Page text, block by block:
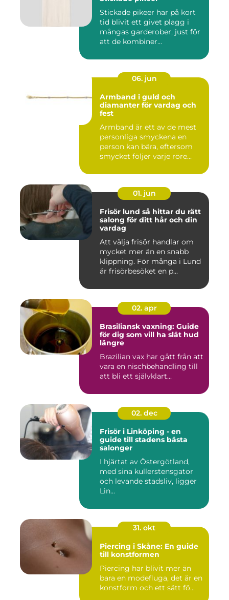
Stickade pikeer har på kort
tid blivit ett givet plagg i
mångas garderober, just för
att de kombiner...
06. jun
Armband i guld och
diamanter för vardag och
fest
Armband är ett av de mest
personliga smyckena en
person kan bära, eftersom
smycket följer varje röre...
01. jun
Frisör lund så hittar du rätt
salong för ditt hår och din
vardag
Att välja frisör handlar om
mycket mer än en snabb
klippning. För många i Lund
är frisörbesöket en p...
02. apr
Brasiliansk vaxning: Guide
för dig som vill ha slät hud
längre
Brazilian vax har gått från att
vara en nischbehandling till
att bli ett självklart...
02. dec
Frisör i Linköping - en
guide till stadens bästa
salonger
I hjärtat av Östergötland,
med sina kullerstensgator
och levande stadsliv, ligger
Lin...
31. okt
Piercing i Skåne: En guide
till konstformen
Piercing har blivit mer än
bara en modefluga, det är en
konstform och ett sätt fö...